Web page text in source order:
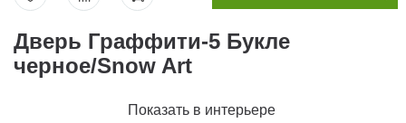
Дверь Граффити-5 Букле
черное/Snow Art
Показать в интерьере